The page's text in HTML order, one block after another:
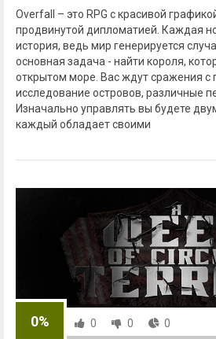
Overfall – это RPG с красивой
продвинутой дипломатией. Каждая
история, ведь мир генерируется
основная задача - найти короля,
открытом море. Вас ждут сражения с
исследование островов, различные
Изначально управлять вы будете
каждый обладает своими
0% 0 0 0